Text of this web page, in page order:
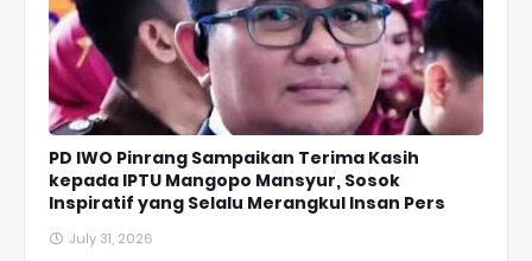
PD IWO Pinrang Sampaikan Terima Kasih
kepada IPTU Mangopo Mansyur, Sosok
Inspiratif yang Selalu Merangkul Insan Pers
July 31, 2026